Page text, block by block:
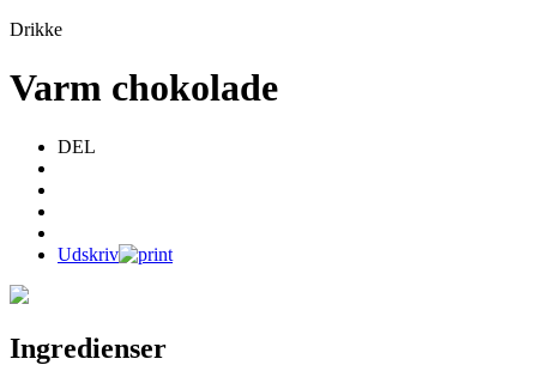
Drikke
Varm chokolade
DEL
Udskriv
Ingredienser